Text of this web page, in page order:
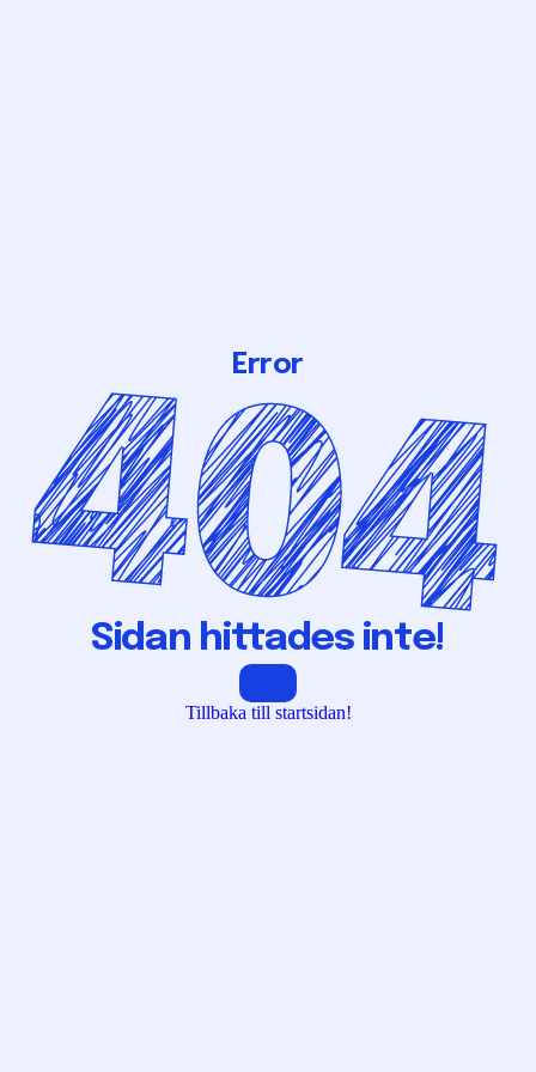
Error
Sidan hittades inte!
Tillbaka till startsidan!